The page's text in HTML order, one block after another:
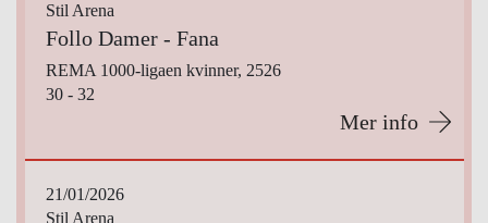
Stil Arena
Follo Damer - Fana
REMA 1000-ligaen kvinner, 2526
30 - 32
Mer info
21/01/2026
Stil Arena